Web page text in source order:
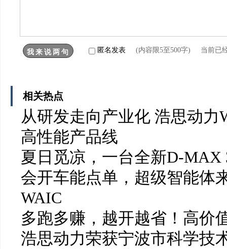
匿名发表 (内容限5至500字) 当前已
相关热点
从研发走向产业化 浩思动
高性能产品线
夏日觅凉，一台全新D-MAX
会开车能点单，超级智能体
WAIC
多跑多赚，越开越省！高价
浩思动力荣获宁波市科学技